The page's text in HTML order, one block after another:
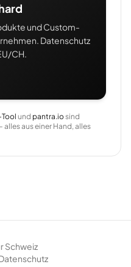
und Custom-
Datenschutz
CH.
und pantra.iosind
aus einer Hand, alles
Schweiz